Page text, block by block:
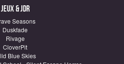
Jeux & JDR
Seasons
Duskfade
Rivage
CloverPit
Blue Skies